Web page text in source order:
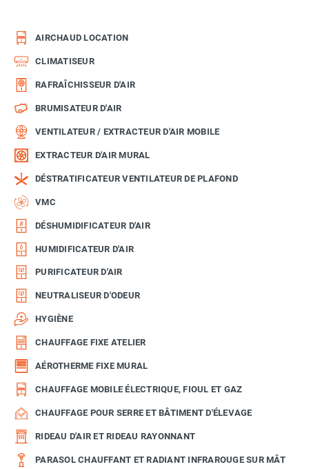
AIRCHAUD LOCATION
CLIMATISEUR
RAFRAÎCHISSEUR D'AIR
BRUMISATEUR D'AIR
VENTILATEUR / EXTRACTEUR D'AIR MOBILE
EXTRACTEUR D'AIR MURAL
DÉSTRATIFICATEUR VENTILATEUR DE PLAFOND
VMC
DÉSHUMIDIFICATEUR D'AIR
HUMIDIFICATEUR D'AIR
PURIFICATEUR D'AIR
NEUTRALISEUR D'ODEUR
HYGIÈNE
CHAUFFAGE FIXE ATELIER
AÉROTHERME FIXE MURAL
CHAUFFAGE MOBILE ÉLECTRIQUE, FIOUL ET GAZ
CHAUFFAGE POUR SERRE ET BÂTIMENT D'ÉLEVAGE
RIDEAU D'AIR ET RIDEAU RAYONNANT
PARASOL CHAUFFANT ET RADIANT INFRAROUGE SUR MÂT